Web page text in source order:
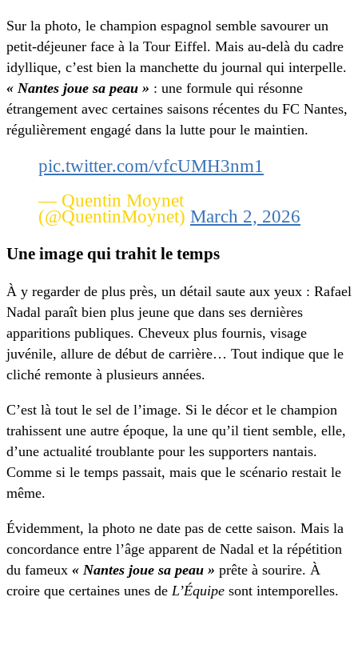
Sur la photo, le champion espagnol semble savourer un
petit-déjeuner face à la Tour Eiffel. Mais au-delà du cadre
idyllique, c’est bien la manchette du journal qui interpelle.
« Nantes joue sa peau » : une formule qui résonne
étrangement avec certaines saisons récentes du FC Nantes,
régulièrement engagé dans la lutte pour le maintien.
pic.twitter.com/vfcUMH3nm1
— Quentin Moynet
(@QuentinMoynet) March 2, 2026
Une image qui trahit le temps
À y regarder de plus près, un détail saute aux yeux : Rafael
Nadal paraît bien plus jeune que dans ses dernières
apparitions publiques. Cheveux plus fournis, visage
juvénile, allure de début de carrière… Tout indique que le
cliché remonte à plusieurs années.
C’est là tout le sel de l’image. Si le décor et le champion
trahissent une autre époque, la une qu’il tient semble, elle,
d’une actualité troublante pour les supporters nantais.
Comme si le temps passait, mais que le scénario restait le
même.
Évidemment, la photo ne date pas de cette saison. Mais la
concordance entre l’âge apparent de Nadal et la répétition
du fameux « Nantes joue sa peau » prête à sourire. À
croire que certaines unes de L’Équipe sont intemporelles.